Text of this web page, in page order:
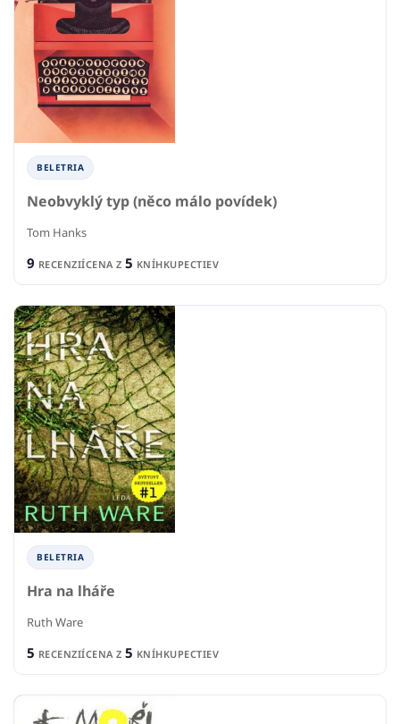
BELETRIA
Neobvyklý typ (něco málo povídek)
Tom Hanks
9 RECENZIÍCENA Z 5 KNÍHKUPECTIEV
BELETRIA
Hra na lháře
Ruth Ware
5 RECENZIÍCENA Z 5 KNÍHKUPECTIEV